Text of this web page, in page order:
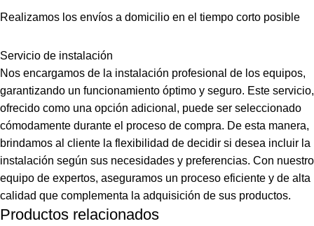
Realizamos los envíos a domicilio en el tiempo corto posible
Servicio de instalación
Nos encargamos de la instalación profesional de los equipos,
garantizando un funcionamiento óptimo y seguro. Este servicio,
ofrecido como una opción adicional, puede ser seleccionado
cómodamente durante el proceso de compra. De esta manera,
brindamos al cliente la flexibilidad de decidir si desea incluir la
instalación según sus necesidades y preferencias. Con nuestro
equipo de expertos, aseguramos un proceso eficiente y de alta
calidad que complementa la adquisición de sus productos.
Productos relacionados